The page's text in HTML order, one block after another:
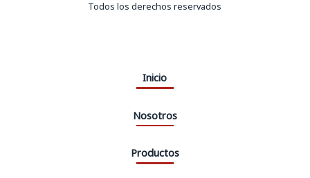
Todos los derechos reservados
Inicio
Nosotros
Productos